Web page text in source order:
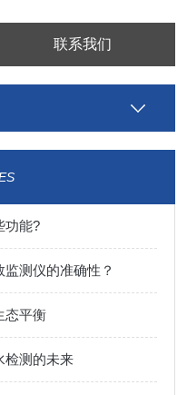
联系我们
功能?
测仪的准确性？
态平衡
检测的未来